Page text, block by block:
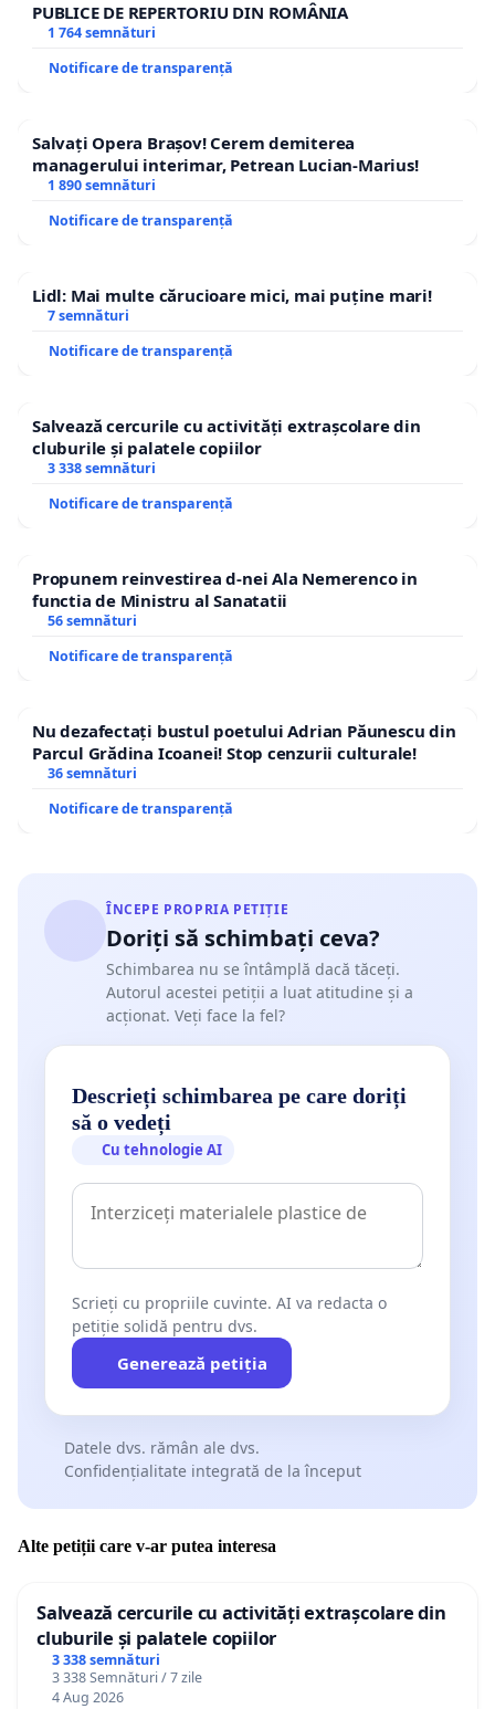
PUBLICE DE REPERTORIU DIN ROMÂNIA
1 764 semnături
Notificare de transparență
Salvați Opera Brașov! Cerem demiterea
managerului interimar, Petrean Lucian-Marius!
1 890 semnături
Notificare de transparență
Lidl: Mai multe cărucioare mici, mai puține mari!
7 semnături
Notificare de transparență
Salvează cercurile cu activități extrașcolare din
cluburile și palatele copiilor
3 338 semnături
Notificare de transparență
Propunem reinvestirea d-nei Ala Nemerenco in
functia de Ministru al Sanatatii
56 semnături
Notificare de transparență
Nu dezafectați bustul poetului Adrian Păunescu din
Parcul Grădina Icoanei! Stop cenzurii culturale!
36 semnături
Notificare de transparență
ÎNCEPE PROPRIA PETIȚIE
Doriți să schimbați ceva?
Schimbarea nu se întâmplă dacă tăceți.
Autorul acestei petiții a luat atitudine și a
acționat. Veți face la fel?
Descrieți schimbarea pe care doriți
să o vedeți
Cu tehnologie AI
Scrieți cu propriile cuvinte. AI va redacta o
petiție solidă pentru dvs.
Generează petiția
Datele dvs. rămân ale dvs.
Confidențialitate integrată de la început
Alte petiții care v-ar putea interesa
Salvează cercurile cu activități extrașcolare din
cluburile și palatele copiilor
3 338 semnături
3 338 Semnături / 7 zile
4 Aug 2026